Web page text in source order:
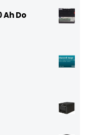
Ah Do